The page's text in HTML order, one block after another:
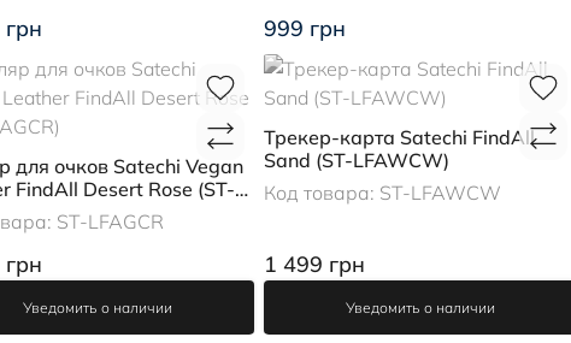
999 грн
для очков Satechi Vegan
FindAll Desert Rose (ST-
ST-LFAGCR
Уведомить о наличии
Трекер-карта Satechi FindAll
Sand (ST-LFAWCW)
Код товара: ST-LFAWCW
1 499 грн
Уведомить о наличии